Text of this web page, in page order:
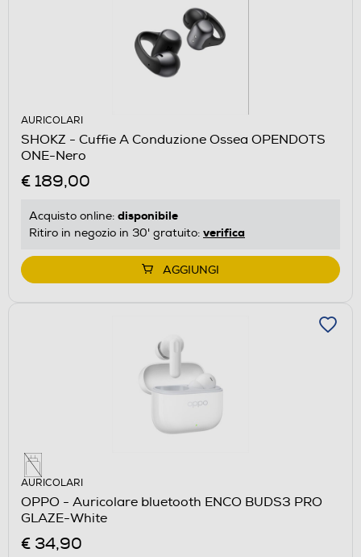
AURICOLARI
SHOKZ - Cuffie A Conduzione Ossea OPENDOTS
ONE-Nero
€ 189,00
Acquisto online: disponibile
Ritiro in negozio in 30' gratuito: verifica
AGGIUNGI
AURICOLARI
OPPO - Auricolare bluetooth ENCO BUDS3 PRO
GLAZE-White
€ 34,90